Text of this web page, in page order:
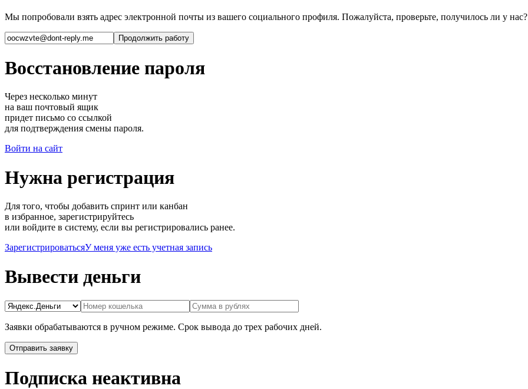
Мы попробовали взять адрес электронной почты из вашего социального профиля. Пожалуйста, проверьте, получилось ли у нас?
Восстановление пароля
Через несколько минут
на ваш почтовый ящик
придет письмо со ссылкой
для подтверждения смены пароля.
Войти на сайт
Нужна регистрация
Для того, чтобы добавить спринт или канбан
в избранное, зарегистрируйтесь
или войдите в систему, если вы регистрировались ранее.
ЗарегистрироватьсяУ меня уже есть учетная запись
Вывести деньги
Заявки обрабатываются в ручном режиме. Срок вывода до трех рабочих дней.
Подписка неактивна